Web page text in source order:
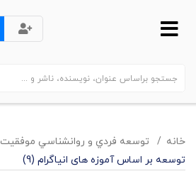
خانه توسعه فردي و روانشناسي موفقيت
توسعه بر اساس آموزه های انیاگرام (9)